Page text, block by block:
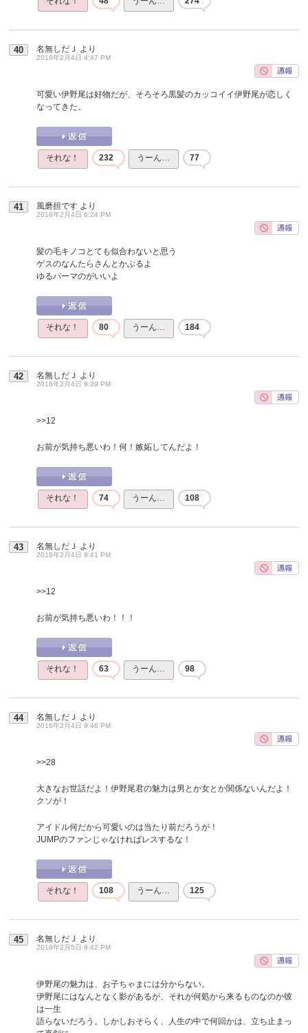
40 名無しだＪ より
2016年2月4日 4:47 PM
可愛い伊野尾は好物だが、そろそろ黒髪のカッコイイ伊野尾が恋しく
なってきた。
それな！ 232 うーん… 77
41 風磨担です より
2016年2月4日 6:24 PM
髪の毛キノコとても似合わないと思う
ゲスのなんたらさんとかぶるよ
ゆるパーマのがいいよ
それな！ 80 うーん… 184
42 名無しだＪ より
2016年2月4日 8:39 PM
>>12
お前が気持ち悪いわ！何！嫉妬してんだよ！
それな！ 74 うーん… 108
43 名無しだＪ より
2016年2月4日 8:41 PM
>>12
お前が気持ち悪いわ！！！
それな！ 63 うーん… 98
44 名無しだＪ より
2016年2月4日 8:46 PM
>>28
大きなお世話だよ！伊野尾君の魅力は男とか女とか関係ないんだよ！
クソが！
アイドル何だから可愛いのは当たり前だろうが！
JUMPのファンじゃなければレスするな！
それな！ 108 うーん… 125
45 名無しだＪ より
2016年2月5日 9:42 PM
伊野尾の魅力は、お子ちゃまには分からない。
伊野尾にはなんとなく影があるが、それが何処から来るものなのか彼
は一生
語らないだろう。しかしおそらく、人生の中で何回かは、立ち止まっ